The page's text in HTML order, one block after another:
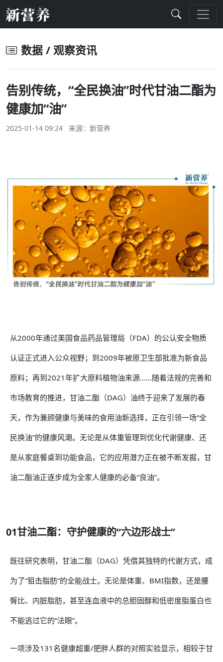
数据 / 观察资讯
告别传统，“全民换油”时代甘油二酯为
健康加“油”
2025-01-14 09:24 来源： 新营养
从2000年通过美国食品药品管理局（FDA）的公认安全物质
认证正式进入公众视野；到2009年被原卫生部批准为新食品
原料；再到2021年扩大原料植物油来源……随着法规的完善和
市场教育的推进，甘油二酯（DAG）油终于迎来了发展的春
天，作为兼顾健康与美味的食用油新选择，正在引领一场“全
民换油”的健康风潮。无论是从体重管理到优化代谢健康、还
是从家庭餐桌到功能食品，它的应用潜力正在被不断发掘，甘
油二酯油正逐步成为全家人健康的必备“良油”。
01甘油二酯：守护健康的“六边形战士”
既往研究表明，甘油二酯（DAG）凭借其独特的代谢方式，成
为了“狙击脂肪”的全能战士。无论是体重、BMI指数，还是腰
臀比、内脏脂肪，甚至连血液中的总胆固醇和低密度脂蛋白也
不能逃过它的“法眼”。
一项涉及131名健康超重/肥胖人群的对照实验显示，相较于甘